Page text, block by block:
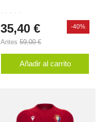
35,40 €
Antes 59,00 €
-40%
Añadir al carrito